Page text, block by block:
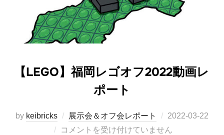
【LEGO】福岡レゴオフ2022動画レ
ポート
by keibricks 展示会＆オフ会レポート
投
稿
2022-03-22
コメントを受け付けていません